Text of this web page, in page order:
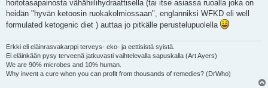
hoitotasapainosta vähähiilihydraattisella (tai itse asiassa ruoalla joka on
heidän "hyvän ketoosin ruokakolmiossaan", englanniksi WFKD eli well
formulated ketogenic diet ) auttaa jo pitkälle perustelupuolella
Erkki eli eläinrasvakarppi terveys- eko- ja eettisistä syistä.
Ei eläinkään pysy terveenä jatkuvasti vaihtelevalla sapuskalla (Art Ayers)
We are 90% microbes and 10% human.
Why invent a cure when you can profit from thousands of remedies? (DrWho)